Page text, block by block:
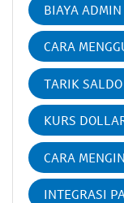
BIAYA ADMIN
CARA
TARIK SALDO
KURS
CARA
INTEGRASI